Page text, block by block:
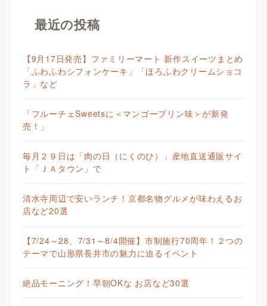
最近の投稿
【9月17日発売】ファミリーマート 新作スイーツまとめ
「ふわふわシフォンケーキ」「ほろふわクリームショコ
ラ」など
「フルーチェSweetsに＜マンゴープリン味＞が新発
売！」
毎月２９日は「肉の日（にくのひ）」産地直送通販サイ
ト「ＪＡタウン」で
清水寺周辺で安いランチ！京都名物グルメが味わえるお
店など20選
【7/24～28、7/31～8/4開催】市制施行70周年！２つの
テーマで山形県長井市の魅力に迫るイベント
絶品モーニング！早朝OKな お店など30選